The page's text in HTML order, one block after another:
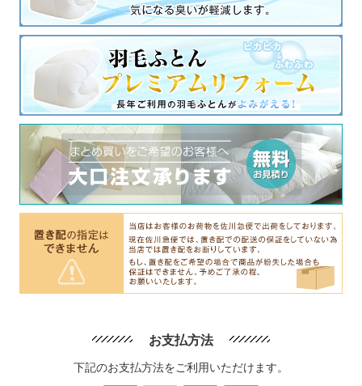
お支払方法
下記のお支払方法をご利用いただけます。